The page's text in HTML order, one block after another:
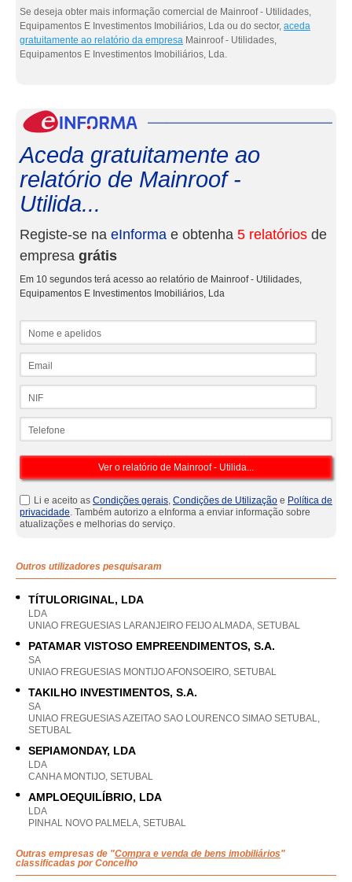
Se deseja obter mais informação comercial de Mainroof - Utilidades,
Equipamentos E Investimentos Imobiliários, Lda ou do sector, aceda
gratuitamente ao relatório da empresa Mainroof - Utilidades,
Equipamentos E Investimentos Imobiliários, Lda.
Aceda gratuitamente ao
relatório de Mainroof -
Utilida...
Registe-se na eInforma e obtenha 5 relatórios de
empresa grátis
Em 10 segundos terá acesso ao relatório de Mainroof - Utilidades,
Equipamentos E Investimentos Imobiliários, Lda
Li e aceito as Condições gerais, Condições de Utilização e Política de
privacidade. Também autorizo a eInforma a enviar informação sobre
atualizações e melhorias do serviço.
Outros utilizadores pesquisaram
TÍTULORIGINAL, LDA
LDA
UNIAO FREGUESIAS LARANJEIRO FEIJO ALMADA, SETUBAL
PATAMAR VISTOSO EMPREENDIMENTOS, S.A.
SA
UNIAO FREGUESIAS MONTIJO AFONSOEIRO, SETUBAL
TAKILHO INVESTIMENTOS, S.A.
SA
UNIAO FREGUESIAS AZEITAO SAO LOURENCO SIMAO SETUBAL,
SETUBAL
SEPIAMONDAY, LDA
LDA
CANHA MONTIJO, SETUBAL
AMPLOEQUILÍBRIO, LDA
LDA
PINHAL NOVO PALMELA, SETUBAL
Outras empresas de "Compra e venda de bens imobiliários"
classificadas por Concelho